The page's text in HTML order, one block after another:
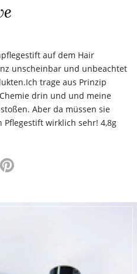
auf dem Hair
unscheinbar und unbeachtet
trage aus Prinzip
drin und und meine
Aber da müssen sie
wirklich sehr! 4,8g